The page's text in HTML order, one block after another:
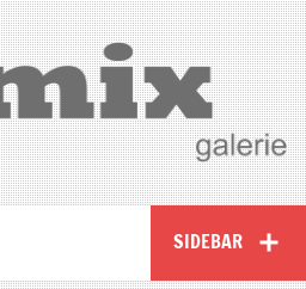
SIDEBAR